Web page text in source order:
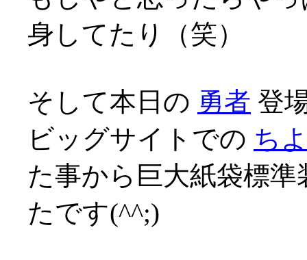
身してたり（笑）
そして本日の 勇者 登
ビッグサイトでの ち
た事から巨大紙袋標
たです(^^;)